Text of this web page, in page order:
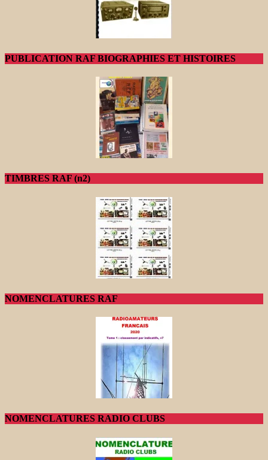
PUBLICATION RAF BIOGRAPHIES ET HISTOIRES
TIMBRES RAF (n2)
NOMENCLATURES RAF
NOMENCLATURES RADIO CLUBS